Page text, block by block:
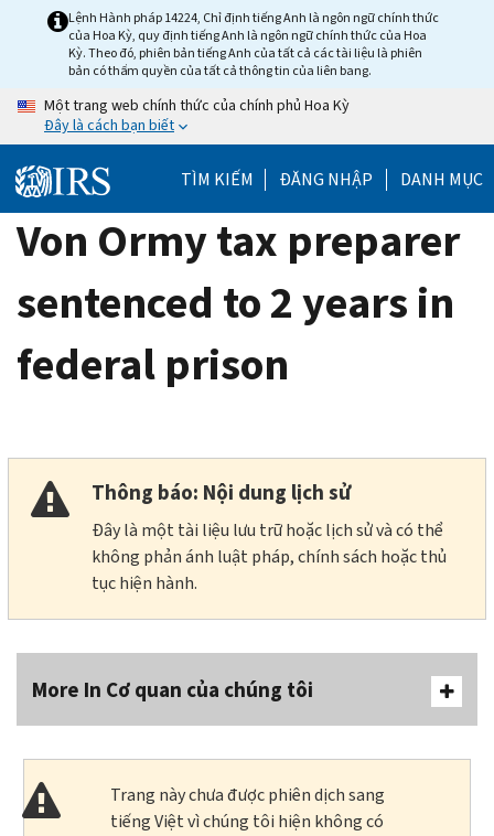
Lệnh Hành pháp 14224, Chỉ định tiếng Anh là ngôn ngữ chính thức
của Hoa Kỳ, quy định tiếng Anh là ngôn ngữ chính thức của Hoa
Kỳ. Theo đó, phiên bản tiếng Anh của tất cả các tài liệu là phiên
bản có thẩm quyền của tất cả thông tin của liên bang.
Một trang web chính thức của chính phủ Hoa Kỳ
Đây là cách bạn biết
TÌM KIẾM ĐĂNG NHẬP DANH MỤC
Von Ormy tax preparer
sentenced to 2 years in
federal prison
Thông báo: Nội dung lịch sử
Đây là một tài liệu lưu trữ hoặc lịch sử và có thể
không phản ánh luật pháp, chính sách hoặc thủ
tục hiện hành.
More In Cơ quan của chúng tôi
Trang này chưa được phiên dịch sang
tiếng Việt vì chúng tôi hiện không có